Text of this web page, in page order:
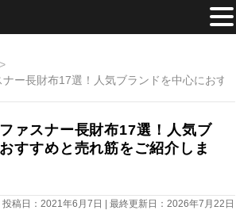
ナー長財布17選！人気ブランドを中心におす
ァスナー長財布17選！人気ブ
すすめと売れ筋をご紹介しま
投稿日：2021年6月7日 | 最終更新日：2026年7月22日